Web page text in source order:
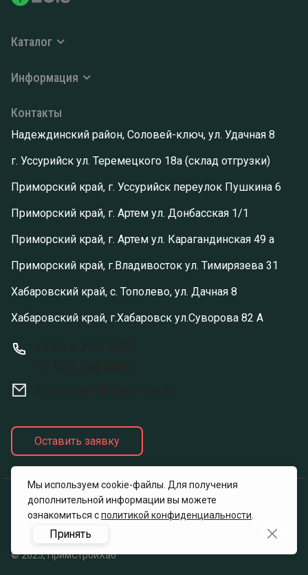
Каталог
Информация
Контакты
Надеждинский район, Соловей-ключ, ул. Удачная 8
г. Уссурийск ул. Теремецкого 18а (склад отгрузки)
Приморский край, г. Уссурийск переулок Пушкина 6
Приморский край, г. Артем ул. Донбасская 1/1
Приморский край, г. Артем ул. Карагандинская 49 а
Приморский край, г.Владивосток ул. Тимирязева 31
Хабаровский край, с. Тополево, ул. Дачная 8
Хабаровский край, г.Хабаровск ул.Суворова 82 А
Оставить заявку
Политика конфиденциальности
© 2025, ПримСтройХаб
Мы используем cookie-файлы. Для получения
дополнительной информации вы можете
ознакомиться сполитикой конфиденциальности
Принять